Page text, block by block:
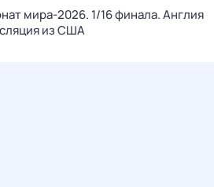
мира-2026. 1/16 финала. Англия
из США